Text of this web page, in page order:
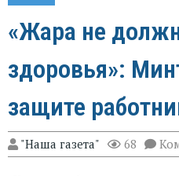
«Жара не
здоровья»:
защите
"Наша газета" 68